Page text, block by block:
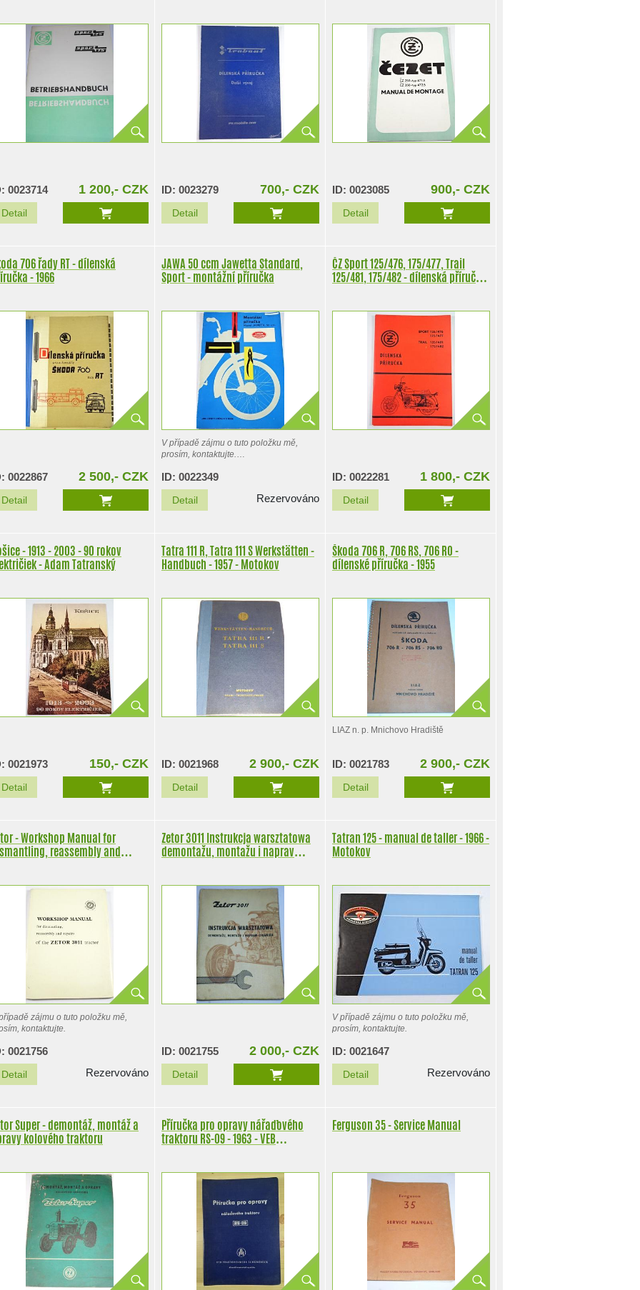
0023714 1 200,- CZK
Detail
ID: 0023279 700,- CZK
Detail
ID: 0023085 900,- CZK
Detail
706 řady RT - dílenská
- 1966
0022867 2 500,- CZK
Detail
JAWA 50 ccm Jawetta Standard,
Sport - montážní příručka
V případě zájmu o tuto položku mě,
prosím, kontaktujte.
Jawetta typ 551, 551/01, 551/02
ID: 0022349
Detail Rezervováno
ČZ Sport 125/476, 175/477, Trail
125/481, 175/482 - dílenská příručka
ID: 0022281 1 800,- CZK
Detail
- 1913 - 2003 - 90 rokov
- Adam Tatranský
0021973 150,- CZK
Detail
Tatra 111 R, Tatra 111 S Werkstätten -
Handbuch - 1957 - Motokov
ID: 0021968 2 900,- CZK
Detail
Škoda 706 R, 706 RS, 706 RO -
dílenské příručka - 1955
LIAZ n. p. Mnichovo Hradiště
ID: 0021783 2 900,- CZK
Detail
- Workshop Manual for
reassembly and
zájmu o tuto položku mě,
kontaktujte.
0021756
Detail Rezervováno
Zetor 3011 Instrukcja warsztatowa
demontažu, montažu i naprav
ID: 0021755 2 000,- CZK
Detail
Tatran 125 - manual de taller - 1966 -
Motokov
V případě zájmu o tuto položku mě,
prosím, kontaktujte.
ID: 0021647
Detail Rezervováno
Super - demontáž, montáž a
kolového traktoru
Příručka pro opravy nářaďového
traktoru RS-09 - 1963 - VEB
Ferguson 35 - Service Manual